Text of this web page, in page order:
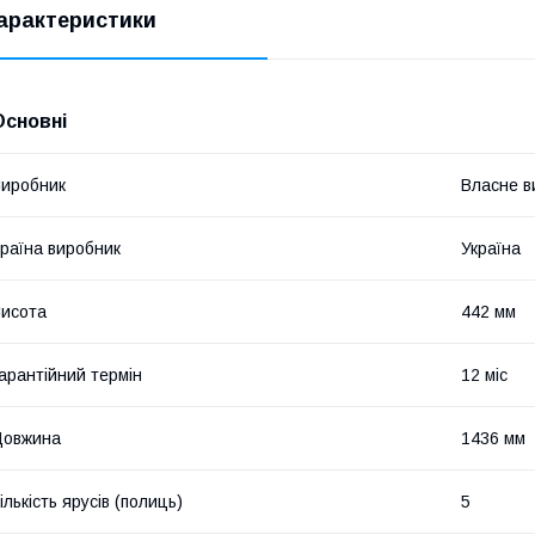
Власне
виробник Україна
442 мм
термін 12 міс
1436 мм
ярусів (полиць) 5